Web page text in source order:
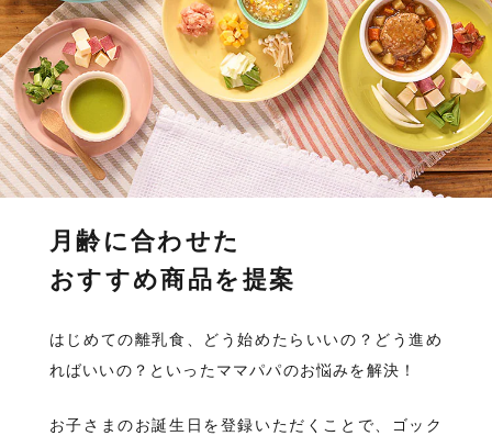
月齢に合わせた
おすすめ商品を提案
はじめての離乳食、どう始めたらいいの？どう進め
ればいいの？といったママパパのお悩みを解決！
お子さまのお誕生日を登録いただくことで、ゴック